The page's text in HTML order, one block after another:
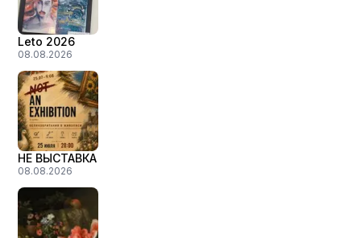
Leto 2026
08.08.2026
НЕ ВЫСТАВКА
08.08.2026